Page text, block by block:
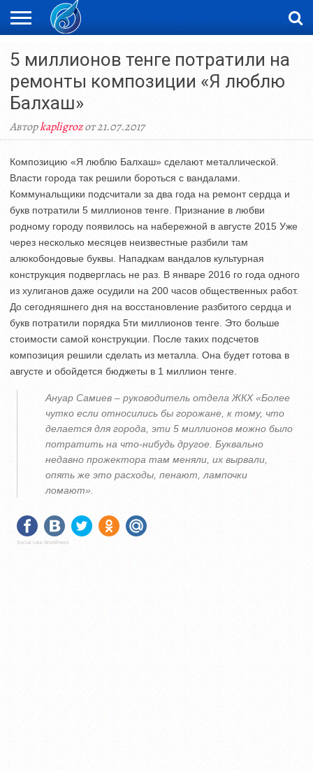
НОВОСТИ
ВИДЕО
ФОТОРЕПОРТАЖИ
ОРКЕН
5 миллионов тенге потратили на
ремонты композиции «Я люблю
Балхаш»
Авторkapligrozот 21.07.2017
Композицию «Я люблю Балхаш» сделают металлической.
Власти города так решили бороться с вандалами.
Коммунальщики подсчитали за два года на ремонт сердца и
букв потратили 5 миллионов тенге. Признание в любви
родному городу появилось на набережной в августе 2015 Уже
через несколько месяцев неизвестные разбили там
алюкобондовые буквы. Нападкам вандалов культурная
конструкция подверглась не раз. В январе 2016 го года одного
из хулиганов даже осудили на 200 часов общественных работ.
До сегодняшнего дня на восстановление разбитого сердца и
букв потратили порядка 5ти миллионов тенге. Это больше
стоимости самой конструкции. После таких подсчетов
композиция решили сделать из металла. Она будет готова в
августе и обойдется бюджеты в 1 миллион тенге.
Ануар Самиев – руководитель отдела ЖКХ «Более
чутко если относились бы горожане, к тому, что
делается для города, эти 5 миллионов можно было
потратить на что-нибудь другое. Буквально
недавно прожектора там меняли, их вырвали,
опять же это расходы, пенают, лампочки
ломают».
Social Like WordPress